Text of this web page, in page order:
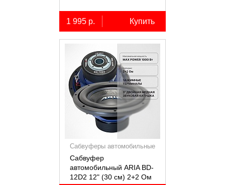
1 995 р. Купить
Сабвуферы автомобильные
Сабвуфер
автомобильный ARIA BD-
12D2 12" (30 см) 2+2 Ом